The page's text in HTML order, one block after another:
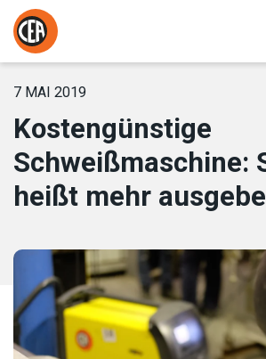
Zum Inhalt springen
HOME/
PAREN HEISST MEHR AUSGEBEN
7 MAI 2019
Kostengünstige
Schweißmaschine:
heißt mehr